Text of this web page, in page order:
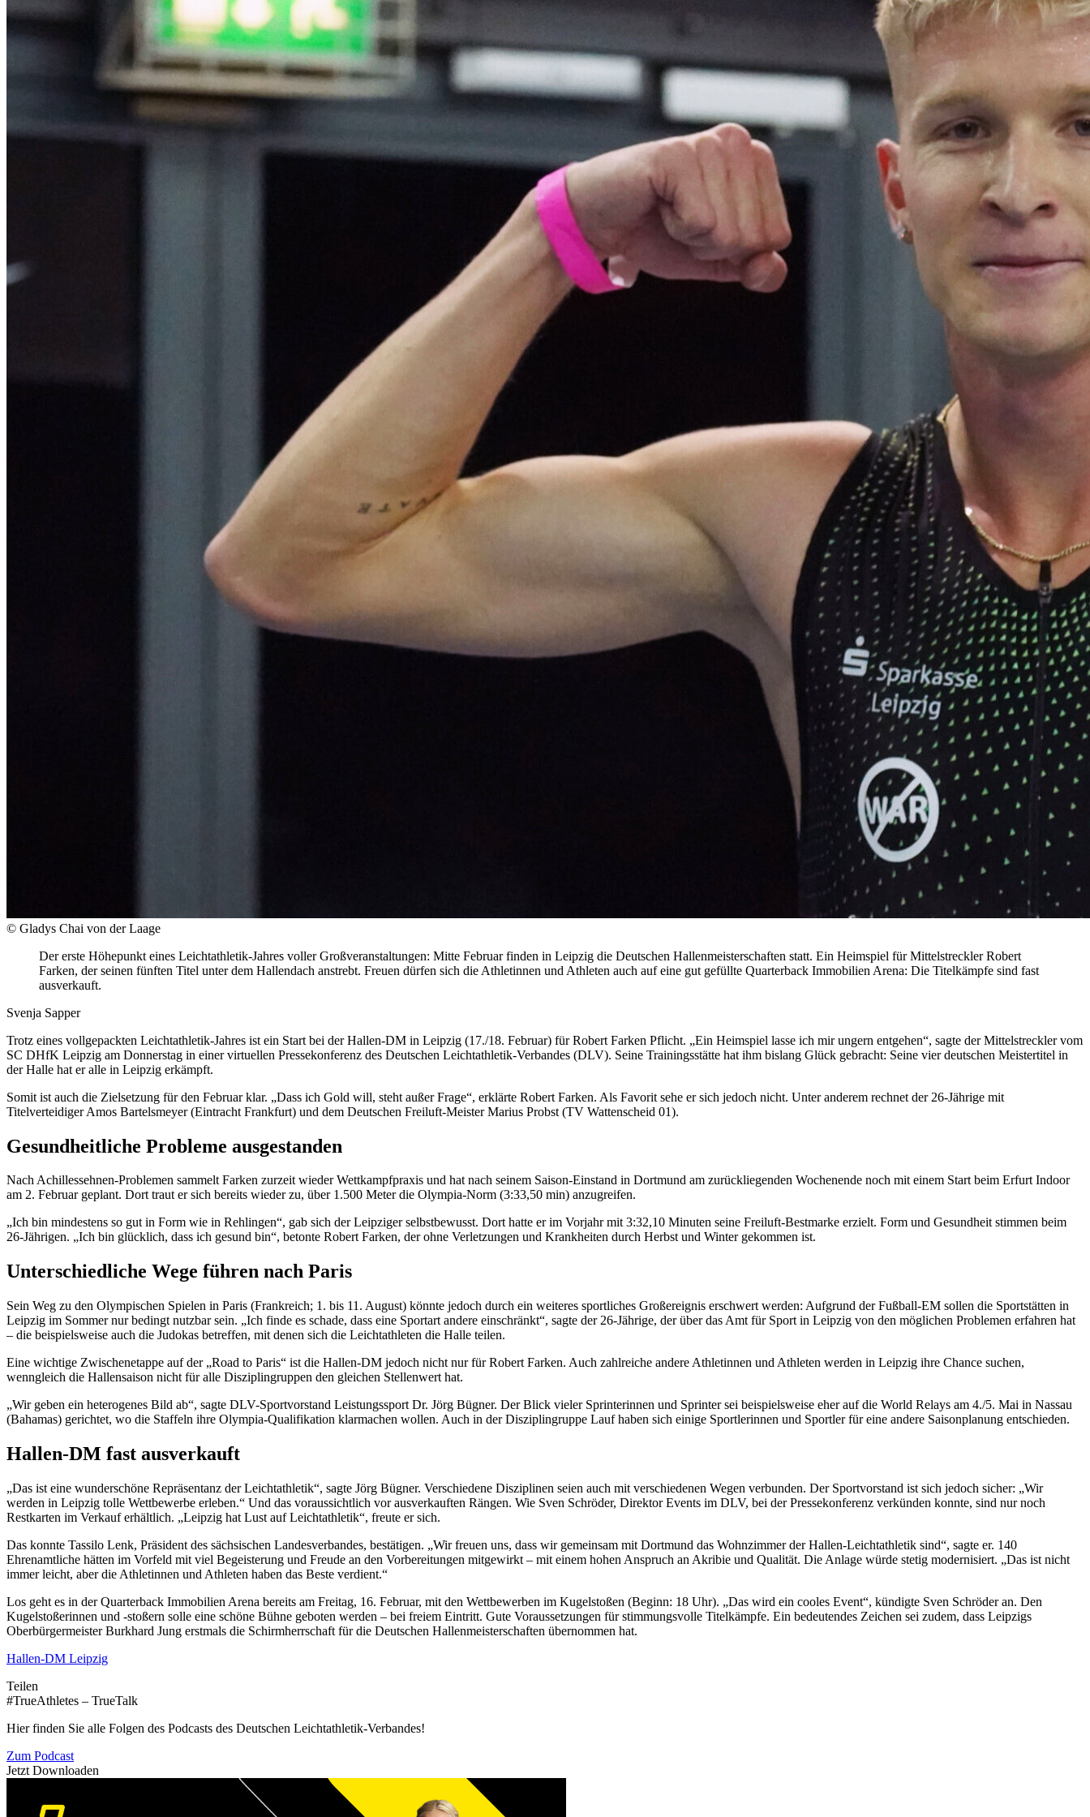
© Gladys Chai von der Laage
Der erste Höhepunkt eines Leichtathletik-Jahres voller Großveranstaltungen: Mitte Februar finden in Leipzig die Deutschen Hallenmeisterschaften statt. Ein Heimspiel für Mittelstreckler Robert
Farken, der seinen fünften Titel unter dem Hallendach anstrebt. Freuen dürfen sich die Athletinnen und Athleten auch auf eine gut gefüllte Quarterback Immobilien Arena: Die Titelkämpfe sind fast
ausverkauft.
Svenja Sapper
Trotz eines vollgepackten Leichtathletik-Jahres ist ein Start bei der Hallen-DM in Leipzig (17./18. Februar) für Robert Farken Pflicht. „Ein Heimspiel lasse ich mir ungern entgehen“, sagte der Mittelstreckler vom
SC DHfK Leipzig am Donnerstag in einer virtuellen Pressekonferenz des Deutschen Leichtathletik-Verbandes (DLV). Seine Trainingsstätte hat ihm bislang Glück gebracht: Seine vier deutschen Meistertitel in
der Halle hat er alle in Leipzig erkämpft.
Somit ist auch die Zielsetzung für den Februar klar. „Dass ich Gold will, steht außer Frage“, erklärte Robert Farken. Als Favorit sehe er sich jedoch nicht. Unter anderem rechnet der 26-Jährige mit
Titelverteidiger Amos Bartelsmeyer (Eintracht Frankfurt) und dem Deutschen Freiluft-Meister Marius Probst (TV Wattenscheid 01).
Gesundheitliche Probleme ausgestanden
Nach Achillessehnen-Problemen sammelt Farken zurzeit wieder Wettkampfpraxis und hat nach seinem Saison-Einstand in Dortmund am zurückliegenden Wochenende noch mit einem Start beim Erfurt Indoor
am 2. Februar geplant. Dort traut er sich bereits wieder zu, über 1.500 Meter die Olympia-Norm (3:33,50 min) anzugreifen.
„Ich bin mindestens so gut in Form wie in Rehlingen“, gab sich der Leipziger selbstbewusst. Dort hatte er im Vorjahr mit 3:32,10 Minuten seine Freiluft-Bestmarke erzielt. Form und Gesundheit stimmen beim
26-Jährigen. „Ich bin glücklich, dass ich gesund bin“, betonte Robert Farken, der ohne Verletzungen und Krankheiten durch Herbst und Winter gekommen ist.
Unterschiedliche Wege führen nach Paris
Sein Weg zu den Olympischen Spielen in Paris (Frankreich; 1. bis 11. August) könnte jedoch durch ein weiteres sportliches Großereignis erschwert werden: Aufgrund der Fußball-EM sollen die Sportstätten in
Leipzig im Sommer nur bedingt nutzbar sein. „Ich finde es schade, dass eine Sportart andere einschränkt“, sagte der 26-Jährige, der über das Amt für Sport in Leipzig von den möglichen Problemen erfahren hat
– die beispielsweise auch die Judokas betreffen, mit denen sich die Leichtathleten die Halle teilen.
Eine wichtige Zwischenetappe auf der „Road to Paris“ ist die Hallen-DM jedoch nicht nur für Robert Farken. Auch zahlreiche andere Athletinnen und Athleten werden in Leipzig ihre Chance suchen,
wenngleich die Hallensaison nicht für alle Disziplingruppen den gleichen Stellenwert hat.
„Wir geben ein heterogenes Bild ab“, sagte DLV-Sportvorstand Leistungssport Dr. Jörg Bügner. Der Blick vieler Sprinterinnen und Sprinter sei beispielsweise eher auf die World Relays am 4./5. Mai in Nassau
(Bahamas) gerichtet, wo die Staffeln ihre Olympia-Qualifikation klarmachen wollen. Auch in der Disziplingruppe Lauf haben sich einige Sportlerinnen und Sportler für eine andere Saisonplanung entschieden.
Hallen-DM fast ausverkauft
„Das ist eine wunderschöne Repräsentanz der Leichtathletik“, sagte Jörg Bügner. Verschiedene Disziplinen seien auch mit verschiedenen Wegen verbunden. Der Sportvorstand ist sich jedoch sicher: „Wir
werden in Leipzig tolle Wettbewerbe erleben.“ Und das voraussichtlich vor ausverkauften Rängen. Wie Sven Schröder, Direktor Events im DLV, bei der Pressekonferenz verkünden konnte, sind nur noch
Restkarten im Verkauf erhältlich. „Leipzig hat Lust auf Leichtathletik“, freute er sich.
Das konnte Tassilo Lenk, Präsident des sächsischen Landesverbandes, bestätigen. „Wir freuen uns, dass wir gemeinsam mit Dortmund das Wohnzimmer der Hallen-Leichtathletik sind“, sagte er. 140
Ehrenamtliche hätten im Vorfeld mit viel Begeisterung und Freude an den Vorbereitungen mitgewirkt – mit einem hohen Anspruch an Akribie und Qualität. Die Anlage würde stetig modernisiert. „Das ist nicht
immer leicht, aber die Athletinnen und Athleten haben das Beste verdient.“
Los geht es in der Quarterback Immobilien Arena bereits am Freitag, 16. Februar, mit den Wettbewerben im Kugelstoßen (Beginn: 18 Uhr). „Das wird ein cooles Event“, kündigte Sven Schröder an. Den
Kugelstoßerinnen und -stoßern solle eine schöne Bühne geboten werden – bei freiem Eintritt. Gute Voraussetzungen für stimmungsvolle Titelkämpfe. Ein bedeutendes Zeichen sei zudem, dass Leipzigs
Oberbürgermeister Burkhard Jung erstmals die Schirmherrschaft für die Deutschen Hallenmeisterschaften übernommen hat.
Hallen-DM Leipzig
Teilen
#TrueAthletes – TrueTalk
Hier finden Sie alle Folgen des Podcasts des Deutschen Leichtathletik-Verbandes!
Zum Podcast
Jetzt Downloaden